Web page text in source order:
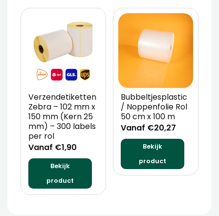
Verzendetiketten
Zebra – 102 mm x
150 mm (Kern 25
mm) – 300 labels
per rol
Vanaf €1,90
Bekijk
product
Bubbeltjesplastic
/ Noppenfolie Rol
50 cm x 100 m
Vanaf €20,27
Bekijk
product